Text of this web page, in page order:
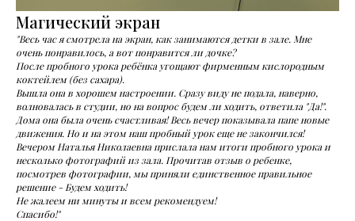
Магический экран
"Весь час я смотрела на экран, как занимаются детки в зале. Мне
очень понравилось, а вот понравится ли дочке?
После пробного урока ребёнка угощают фирменным кислородным
коктейлем (без сахара).
Вышла она в хорошем настроении. Сразу виду не подала, наверно,
волновалась в студии, но на вопрос будем ли ходить, ответила "Да!".
Дома она была очень счастливая! Весь вечер показывала папе новые
движения. Но и на этом наш пробный урок еще не закончился!
Вечером Наталья Николаевна прислала нам итоги пробного урока и
несколько фотографий из зала. Прочитав отзыв о ребенке,
посмотрев фотографии, мы приняли единственное правильное
решение - Будем ходить!
Не жалеем ни минуты и всем рекомендуем!
Спасибо!"